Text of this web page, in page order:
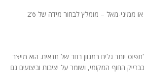
אם אתם יורדים מלונגבורד או ממיני-מאל – מומלץ לבחור מידה של 6’2
יותר גלים במגוון רחב של תנאים. הוא מייצר
החוף המקומי, ושומר על יציבות וביצועים גם